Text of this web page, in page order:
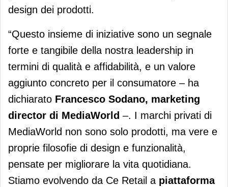
design dei prodotti.
“Questo insieme di iniziative sono un segnale
forte e tangibile della nostra leadership in
termini di qualità e affidabilità, e un valore
aggiunto concreto per il consumatore – ha
dichiarato Francesco Sodano, marketing
director di MediaWorld –. I marchi privati di
MediaWorld non sono solo prodotti, ma vere e
proprie filosofie di design e funzionalità,
pensate per migliorare la vita quotidiana.
Stiamo evolvendo da Ce Retail a piattaforma